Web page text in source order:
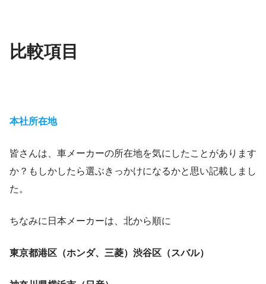
比較項目
本社所在地
皆さんは、車メーカーの所在地を気にしたことがあります
か？もしかしたら選ぶきっかけになるかと思い記載しまし
た。
ちなみに日本メーカーは、北から順に
東京都港区（ホンダ、三菱）渋谷区（スバル）